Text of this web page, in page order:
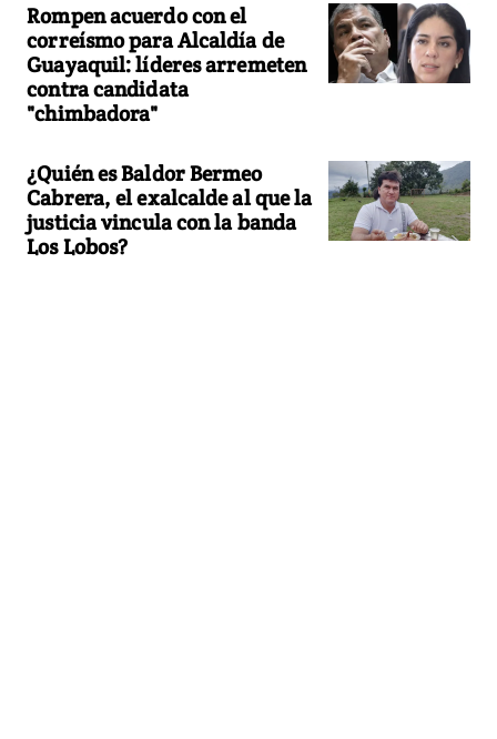
Rompen acuerdo con el
correísmo para Alcaldía de
Guayaquil: líderes arremeten
contra candidata
"chimbadora"
¿Quién es Baldor Bermeo
Cabrera, el exalcalde al que la
justicia vincula con la banda
Los Lobos?